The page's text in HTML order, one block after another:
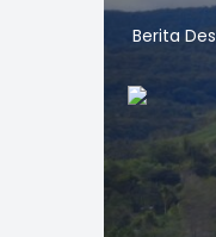
Berita